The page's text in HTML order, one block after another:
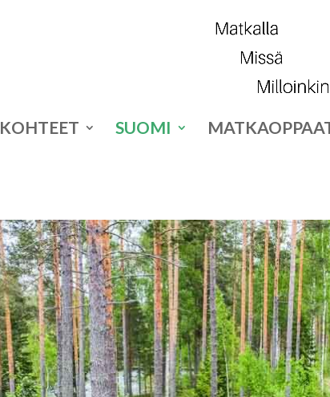
KOHTEET SUOMI